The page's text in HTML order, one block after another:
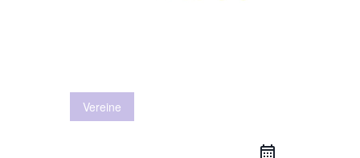
Vereine